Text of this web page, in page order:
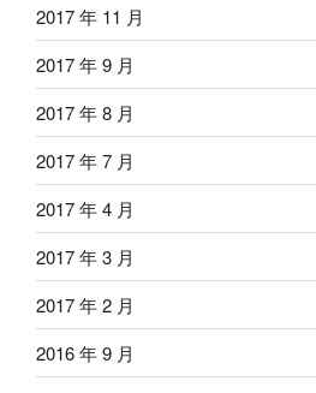
2017 年 11 月
2017 年 9 月
2017 年 8 月
2017 年 7 月
2017 年 4 月
2017 年 3 月
2017 年 2 月
2016 年 9 月